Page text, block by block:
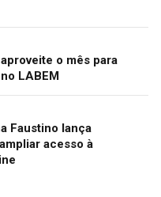
o mês para
LABEM
Faustino lança
acesso à